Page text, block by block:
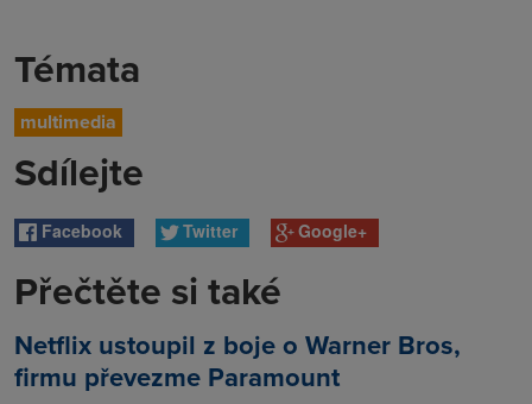
Témata
multimedia
Sdílejte
Facebook Twitter Google+
Přečtěte si také
Netflix ustoupil z boje o Warner Bros,
firmu převezme Paramount